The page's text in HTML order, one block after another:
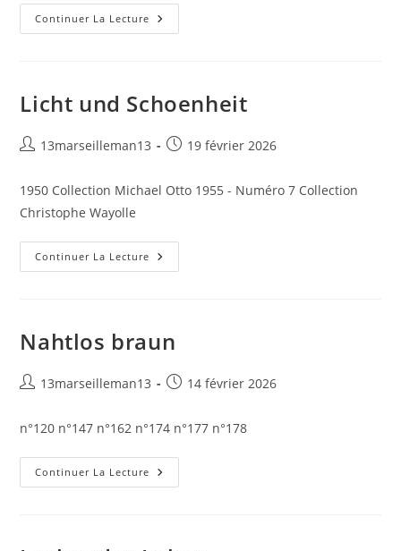
Continuer La Lecture Sonniges
Land
Licht und Schoenheit
Auteur/autrice
la
publication :
13marseilleman13
Publication
19 février 2026
1950 Collection Michael Otto 1955 - Numéro 7 Collection
Christophe Wayolle
Continuer La Lecture Licht
Und
Nahtlos braun
Auteur/autrice
la
publication :
13marseilleman13
Publication
14 février 2026
n°120 n°147 n°162 n°174 n°177 n°178
Continuer La Lecture Nahtlos
Braun